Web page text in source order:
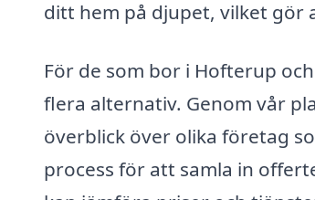
ditt hem på djupet, vilket gör
För de som bor i Hofterup
flera alternativ. Genom vår
överblick över olika företag
process för att samla in